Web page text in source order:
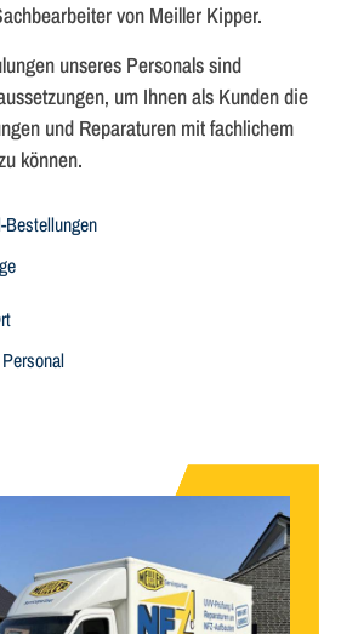
von Meiller Kipper.
unseres Personals sind
um Ihnen als Kunden die
und Reparaturen mit fachlichem
können.